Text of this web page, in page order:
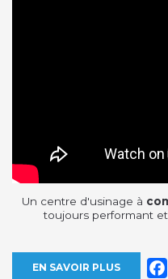
Un centre d'usinage à
toujours performant
EN SAVOIR PLUS